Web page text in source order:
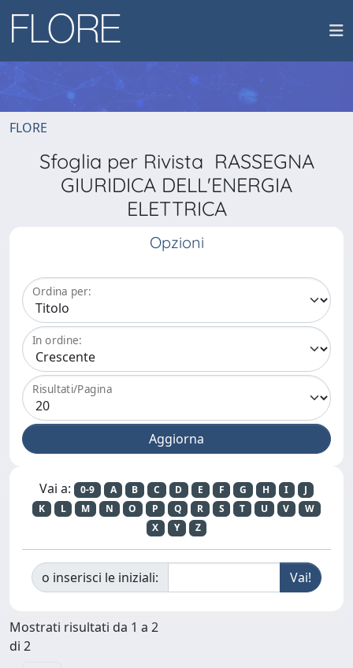
FLORE
Sfoglia per Rivista RASSEGNA
GIURIDICA DELL'ENERGIA
ELETTRICA
Opzioni
Ordina per:
In ordine:
Risultati/Pagina
Vai a: 0-9 A B C D E F G H I
J
K
L M N O P Q R S T U V
W
X
Y Z
o inserisci le iniziali:
Mostrati risultati da 1 a 2
di 2